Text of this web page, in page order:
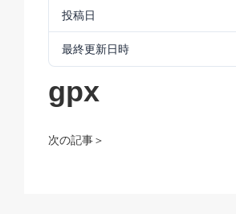
投稿日
最終更新日時
gpx
次の記事＞